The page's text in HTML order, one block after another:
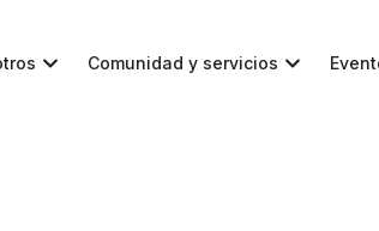
Comunidad y servicios